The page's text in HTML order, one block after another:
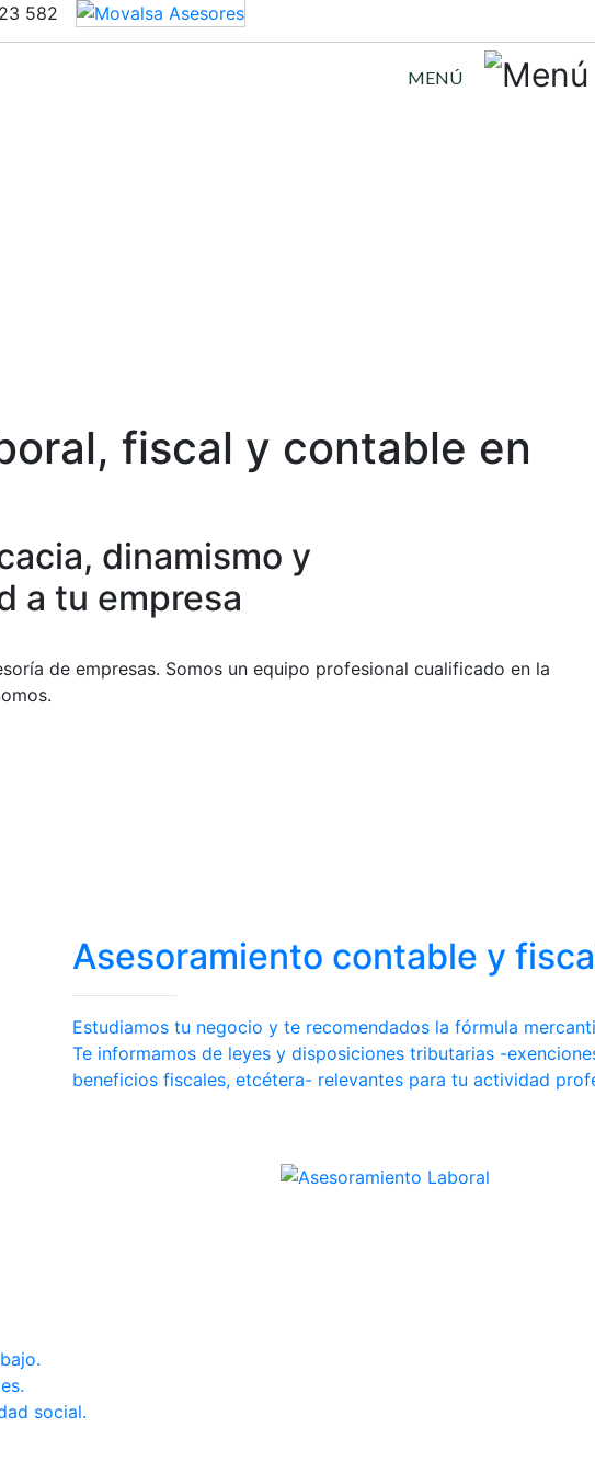
582 DÓNDE ESTAMOS
MENÚ
fiscal y contable en
dinamismo y
a tu empresa
de empresas. Somos un equipo profesional cualificado en la
Asesoramiento contable y
Estudiamos tu negocio y te recomendados la fórmula
Te informamos de leyes y disposiciones tributarias -
beneficios fiscales, etcétera- relevantes para tu actividad
social.